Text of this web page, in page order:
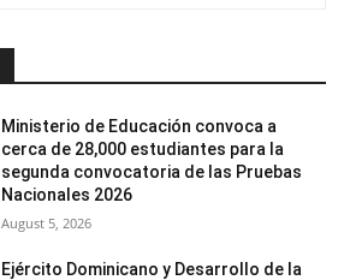
Ministerio de Educación convoca a
cerca de 28,000 estudiantes para la
segunda convocatoria de las Pruebas
Nacionales 2026
August 5, 2026
Ejército Dominicano y Desarrollo de la